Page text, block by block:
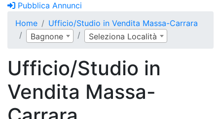
Pubblica Annunci
Home
Ufficio/Studio in Vendita Massa-Carrara
Bagnone
Seleziona Località
Ufficio/Studio in
Vendita Massa-